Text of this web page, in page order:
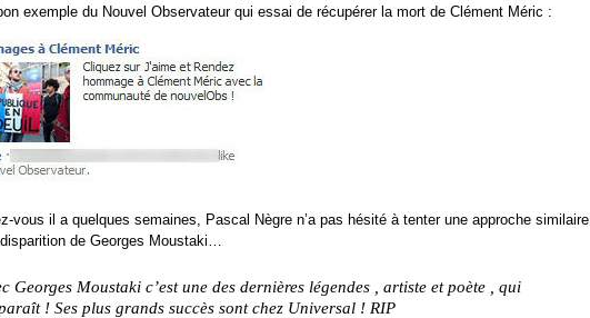
exemple du Nouvel Observateur qui essai de récupérer la mort de Clément Méric :
vous il a quelques semaines, Pascal Nègre n’a pas hésité à tenter une approche similaire
de Georges Moustaki…
Georges Moustaki c’est une des dernières légendes , artiste et poète , qui
! Ses plus grands succès sont chez Universal ! RIP